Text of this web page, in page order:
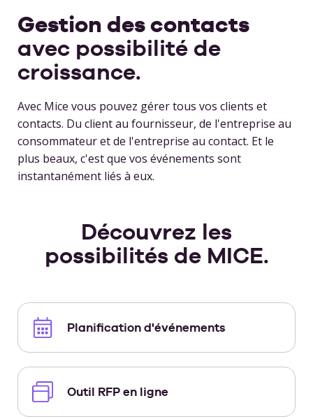
Gestion des contacts
avec possibilité de
croissance.
Avec Mice vous pouvez gérer tous vos clients et
contacts. Du client au fournisseur, de l'entreprise au
consommateur et de l'entreprise au contact. Et le
plus beaux, c'est que vos événements sont
instantanément liés à eux.
Découvrez les
possibilités de MICE.
Planification d'événements
Outil RFP en ligne